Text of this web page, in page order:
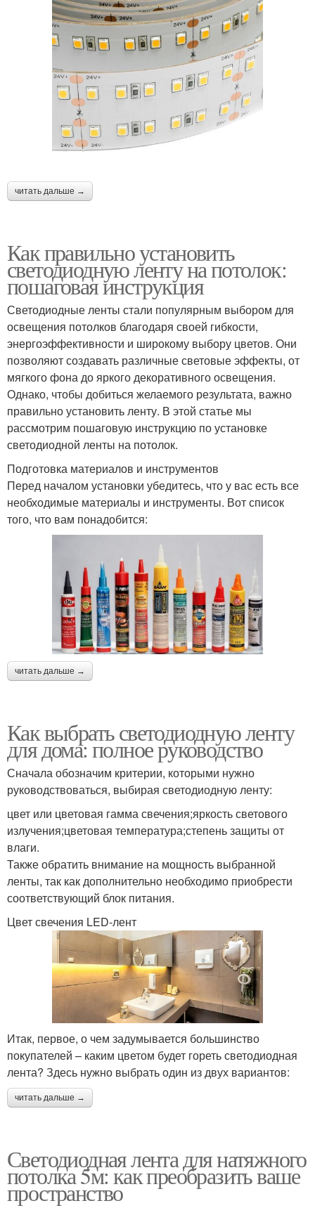
читать дальше →
Как правильно установить
светодиодную ленту на потолок:
пошаговая инструкция
Светодиодные ленты стали популярным выбором для
освещения потолков благодаря своей гибкости,
энергоэффективности и широкому выбору цветов. Они
позволяют создавать различные световые эффекты, от
мягкого фона до яркого декоративного освещения.
Однако, чтобы добиться желаемого результата, важно
правильно установить ленту. В этой статье мы
рассмотрим пошаговую инструкцию по установке
светодиодной ленты на потолок.
Подготовка материалов и инструментов
Перед началом установки убедитесь, что у вас есть все
необходимые материалы и инструменты. Вот список
того, что вам понадобится:
читать дальше →
Как выбрать светодиодную ленту
для дома: полное руководство
Сначала обозначим критерии, которыми нужно
руководствоваться, выбирая светодиодную ленту:
цвет или цветовая гамма свечения;яркость светового
излучения;цветовая температура;степень защиты от
влаги.
Также обратить внимание на мощность выбранной
ленты, так как дополнительно необходимо приобрести
соответствующий блок питания.
Цвет свечения LED-лент
Итак, первое, о чем задумывается большинство
покупателей – каким цветом будет гореть светодиодная
лента? Здесь нужно выбрать один из двух вариантов:
читать дальше →
Светодиодная лента для натяжного
потолка 5м: как преобразить ваше
пространство